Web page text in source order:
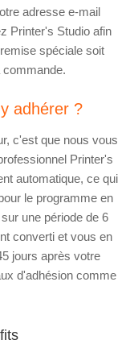
adresse e-mail
Printer's Studio afin
spéciale soit
commande.
adhérer ?
c'est que nous vous
Printer's
automatique, ce qui
le programme en
une période de 6
converti et vous en
jours après votre
d'adhésion comme